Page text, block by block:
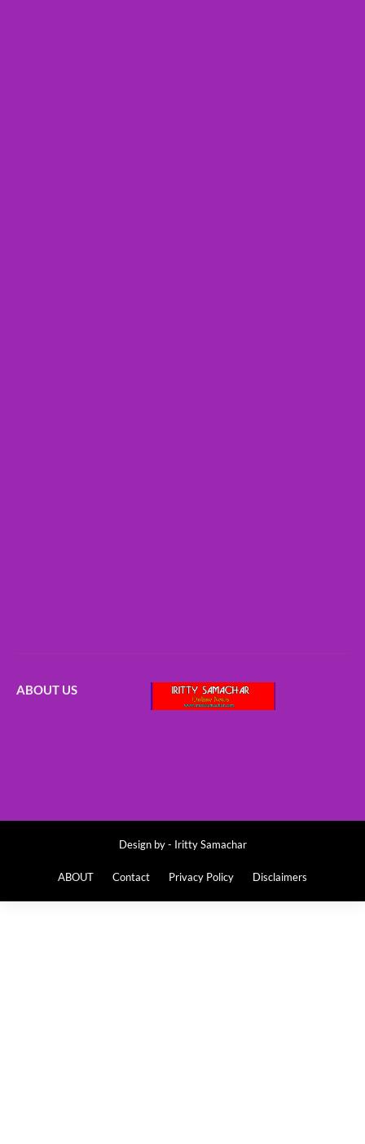
ABOUT US
Design by - Iritty Samachar
ABOUT Contact Privacy Policy Disclaimers